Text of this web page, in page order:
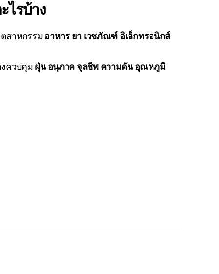
ไรบ้าง
สาหกรรม อาหาร ยา เวชภัณฑ์ อิเล็กทรอนิกส์
ควบคุม ฝุ่น อนุภาค จุลชีพ ความดัน อุณหภูมิ